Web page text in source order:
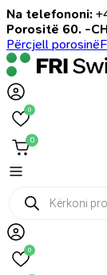
Na telefononi:
Porositë 60. -
Përcjell porosinë
0
0
Products
search
0